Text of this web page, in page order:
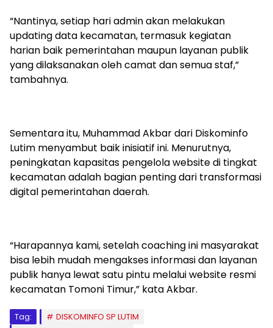
“Nantinya, setiap hari admin akan melakukan
updating data kecamatan, termasuk kegiatan
harian baik pemerintahan maupun layanan publik
yang dilaksanakan oleh camat dan semua staf,”
tambahnya.
Sementara itu, Muhammad Akbar dari Diskominfo
Lutim menyambut baik inisiatif ini. Menurutnya,
peningkatan kapasitas pengelola website di tingkat
kecamatan adalah bagian penting dari transformasi
digital pemerintahan daerah.
“Harapannya kami, setelah coaching ini masyarakat
bisa lebih mudah mengakses informasi dan layanan
publik hanya lewat satu pintu melalui website resmi
kecamatan Tomoni Timur,” kata Akbar.
Tag:
DISKOMINFO SP LUTIM